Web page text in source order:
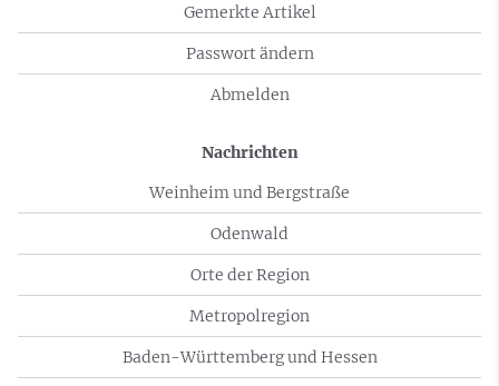
Gemerkte Artikel
Passwort ändern
Abmelden
Nachrichten
Weinheim und Bergstraße
Odenwald
Orte der Region
Metropolregion
Baden-Württemberg und Hessen